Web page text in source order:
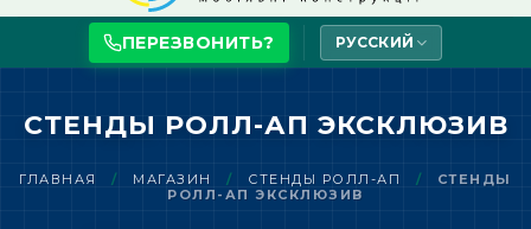
ПЕРЕЗВОНИТЬ? РУССКИЙ
СТЕНДЫ РОЛЛ-АП ЭКСКЛЮЗИВ
ГЛАВНАЯ / МАГАЗИН / СТЕНДЫ РОЛЛ-АП /
СТЕНДЫ
РОЛЛ-АП ЭКСКЛЮЗИВ